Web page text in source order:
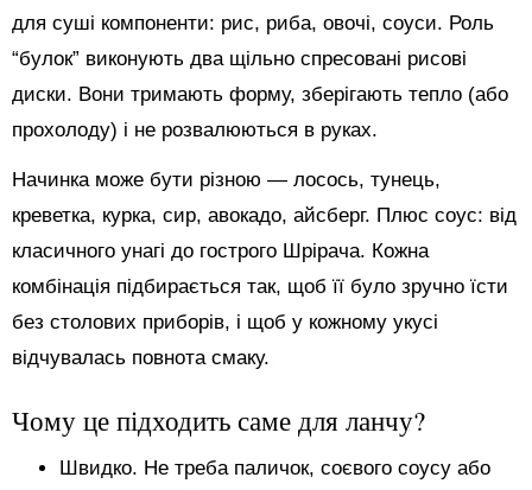
для суші компоненти: рис, риба, овочі, соуси. Роль
“булок” виконують два щільно спресовані рисові
диски. Вони тримають форму, зберігають тепло (або
прохолоду) і не розвалюються в руках.
Начинка може бути різною — лосось, тунець,
креветка, курка, сир, авокадо, айсберг. Плюс соус: від
класичного унагі до гострого Шрірача. Кожна
комбінація підбирається так, щоб її було зручно їсти
без столових приборів, і щоб у кожному укусі
відчувалась повнота смаку.
Чому це підходить саме для ланчу?
Швидко. Не треба паличок, соєвого соусу або